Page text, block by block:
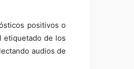
positivos o
etiquetado de los
audios de